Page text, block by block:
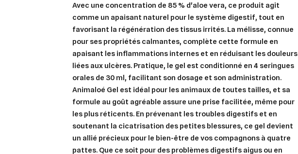
Avec une concentration de 85 % d'aloe vera, ce produit agit
comme un apaisant naturel pour le système digestif, tout en
favorisant la régénération des tissus irrités. La mélisse, connue
pour ses propriétés calmantes, complète cette formule en
apaisant les inflammations internes et en réduisant les douleurs
liées aux ulcères. Pratique, le gel est conditionné en 4 seringues
orales de 30 ml, facilitant son dosage et son administration.
Animaloé Gel est idéal pour les animaux de toutes tailles, et sa
formule au goût agréable assure une prise facilitée, même pour
les plus réticents. En prévenant les troubles digestifs et en
soutenant la cicatrisation des petites blessures, ce gel devient
un allié précieux pour le bien-être de vos compagnons à quatre
pattes. Que ce soit pour des problèmes digestifs aigus ou en